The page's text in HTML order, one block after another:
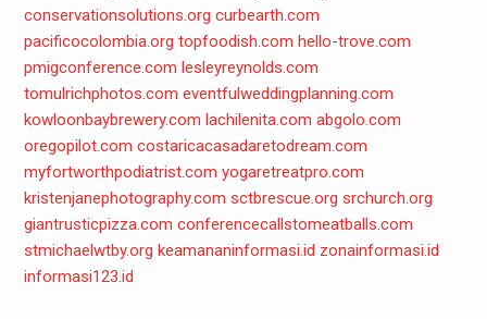
conservationsolutions.org curbearth.com
pacificocolombia.org topfoodish.com hello-trove.com
pmigconference.com lesleyreynolds.com
tomulrichphotos.com eventfulweddingplanning.com
kowloonbaybrewery.com lachilenita.com abgolo.com
oregopilot.com costaricacasadaretodream.com
myfortworthpodiatrist.com yogaretreatpro.com
kristenjanephotography.com sctbrescue.org srchurch.org
giantrusticpizza.com conferencecallstomeatballs.com
stmichaelwtby.org keamananinformasi.id zonainformasi.id
informasi123.id